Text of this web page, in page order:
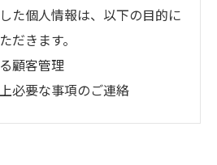
た個人情報は、以下の目的に
だきます。
顧客管理
必要な事項のご連絡